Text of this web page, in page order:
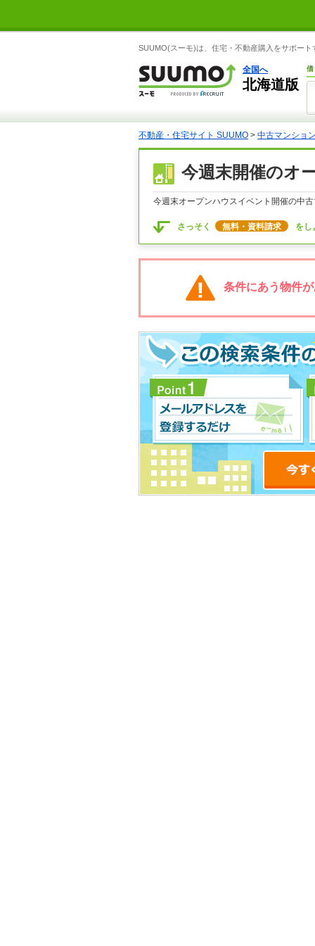
SUUMO(スーモ)は、住宅・不動産購入をサポート
全国へ
北海道版
借
不動産・住宅サイト SUUMO > 中古マンショ
今週末開催のオ
今週末オープンハウスイベント開催の中
さっそく 無料・資料請求 をし
条件にあう物件